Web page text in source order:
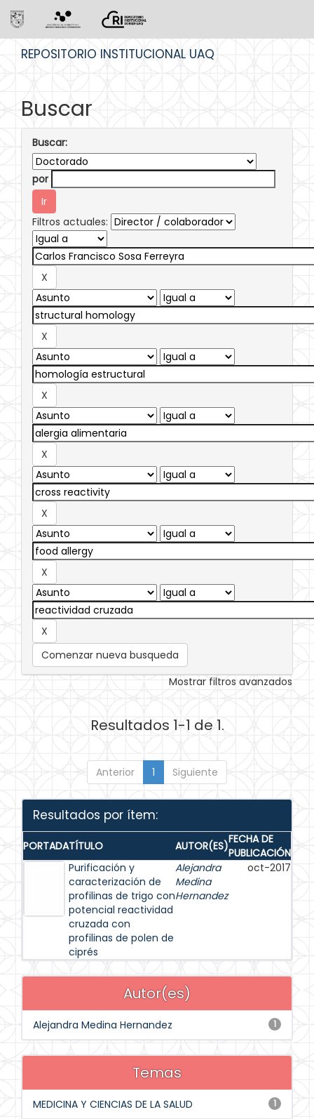
REPOSITORIO INSTITUCIONAL UAQ
Buscar
Buscar:
por
Filtros actuales:
Comenzar nueva busqueda
Mostrar filtros avanzados
Resultados 1-1 de 1.
Anterior 1 Siguiente
Resultados por ítem:
PORTADATÍTULO AUTOR(ES)FECHA DE
PUBLICACIÓN
Purificación y
caracterización de
profilinas de trigo con
potencial reactividad
cruzada con
profilinas de polen de
ciprés
Alejandra
Medina
Hernandez
oct-2017
Autor(es)
1
Alejandra Medina Hernandez
Temas
1
MEDICINA Y CIENCIAS DE LA SALUD